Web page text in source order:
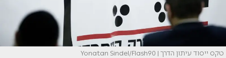
טקס ייסוד עיתון הדרך | Yonatan Sindel/Flash90